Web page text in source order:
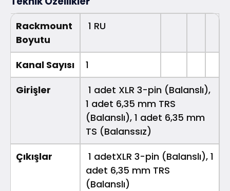
Rackmount
Boyutu
1 RU
Kanal Sayısı
1
Girişler
1 adet XLR 3-pin (Balanslı),
1 adet 6,35 mm TRS
(Balanslı), 1 adet 6,35 mm
TS (Balanssız)
Çıkışlar
1 adetXLR 3-pin (Balanslı), 1
adet 6,35 mm TRS
(Balanslı)